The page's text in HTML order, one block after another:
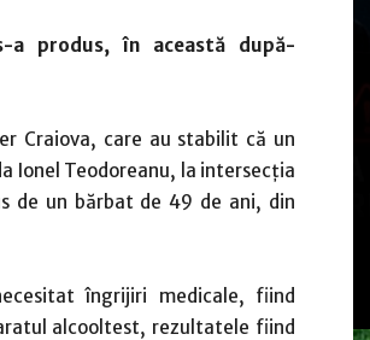
a produs, în această după-
Craiova, care au stabilit că un
Ionel Teodoreanu, la intersecția
de un bărbat de 49 de ani, din
îngrijiri medicale, fiind
alcooltest, rezultatele fiind